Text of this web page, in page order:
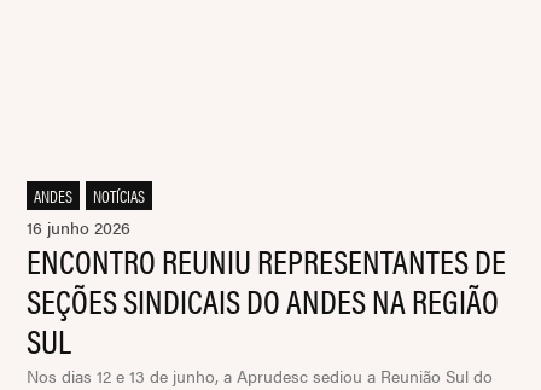
ANDES
NOTÍCIAS
16 junho 2026
ENCONTRO REUNIU REPRESENTANTES DE
SEÇÕES SINDICAIS DO ANDES NA REGIÃO
SUL
Nos dias 12 e 13 de junho, a Aprudesc sediou a Reunião Sul do